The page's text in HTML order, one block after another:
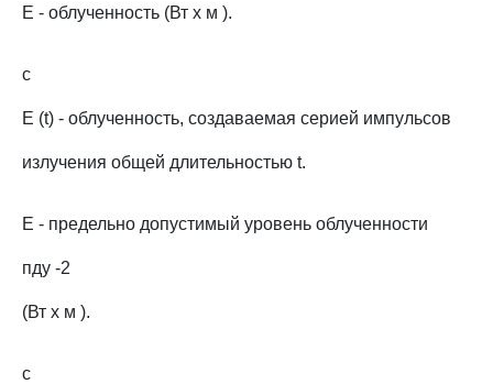
E - облученность (Вт x м ).
c
E (t) - облученность, создаваемая серией импульсов
излучения общей длительностью t.
E - предельно допустимый уровень облученности
пду -2
(Вт x м ).
c